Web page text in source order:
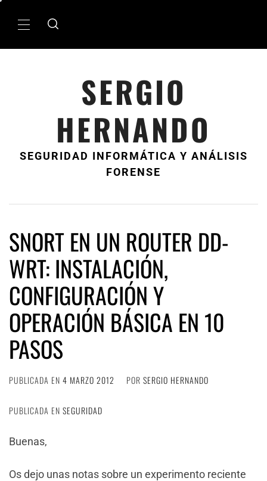
MenÃº
SERGIO
HERNANDO
SEGURIDAD INFORMÁTICA Y ANÁLISIS
FORENSE
SNORT EN UN ROUTER DD-
WRT: INSTALACIÓN,
CONFIGURACIÓN Y
OPERACIÓN BÁSICA EN 10
PASOS
PUBLICADA EN 4 MARZO 2012 POR SERGIO HERNANDO
PUBLICADA EN SEGURIDAD
Buenas,
Os dejo unas notas sobre un experimento reciente